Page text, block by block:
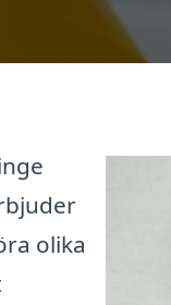
olika